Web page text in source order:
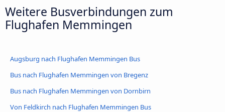
Weitere Busverbindungen zum
Flughafen Memmingen
Augsburg nach Flughafen Memmingen Bus
Bus nach Flughafen Memmingen von Bregenz
Bus nach Flughafen Memmingen von Dornbirn
Von Feldkirch nach Flughafen Memmingen Bus